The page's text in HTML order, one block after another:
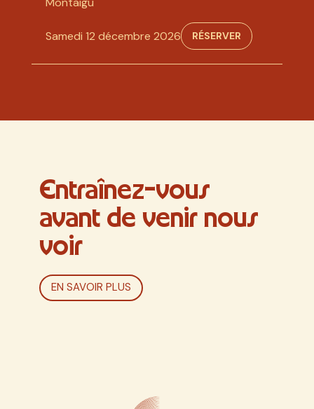
Samedi 12 décembre 2026 RÉSERVER
Entraînez-vous
avant de venir nous
voir
EN SAVOIR PLUS